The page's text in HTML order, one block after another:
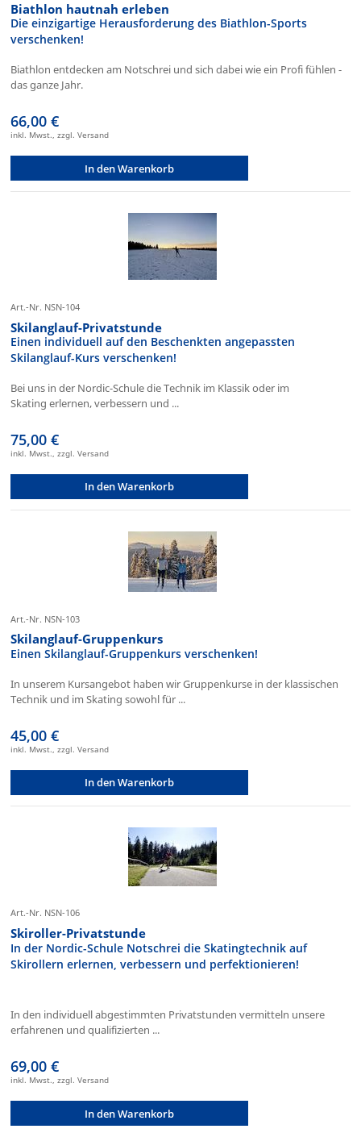
Biathlon hautnah erleben
Die einzigartige Herausforderung des Biathlon-Sports
verschenken!
Biathlon entdecken am Notschrei und sich dabei wie ein Profi fühlen -
das ganze Jahr.
66,00 €
inkl. Mwst., zzgl. Versand
In den Warenkorb
Art.-Nr. NSN-104
Skilanglauf-Privatstunde
Einen individuell auf den Beschenkten angepassten
Skilanglauf-Kurs verschenken!
Bei uns in der Nordic-Schule die Technik im Klassik oder im
Skating erlernen, verbessern und ...
75,00 €
inkl. Mwst., zzgl. Versand
In den Warenkorb
Art.-Nr. NSN-103
Skilanglauf-Gruppenkurs
Einen Skilanglauf-Gruppenkurs verschenken!
In unserem Kursangebot haben wir Gruppenkurse in der klassischen
Technik und im Skating sowohl für ...
45,00 €
inkl. Mwst., zzgl. Versand
In den Warenkorb
Art.-Nr. NSN-106
Skiroller-Privatstunde
In der Nordic-Schule Notschrei die Skatingtechnik auf
Skirollern erlernen, verbessern und perfektionieren!
In den individuell abgestimmten Privatstunden vermitteln unsere
erfahrenen und qualifizierten ...
69,00 €
inkl. Mwst., zzgl. Versand
In den Warenkorb